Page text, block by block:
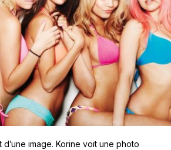
image. Korine voit une photo